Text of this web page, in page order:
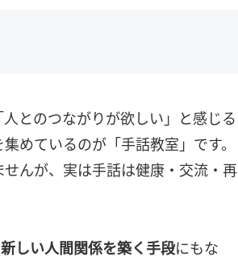
とのつながりが欲しい」と感じる
めているのが「手話教室」です。
んが、実は手話は健康・交流・再
新しい人間関係を築く手段にもな